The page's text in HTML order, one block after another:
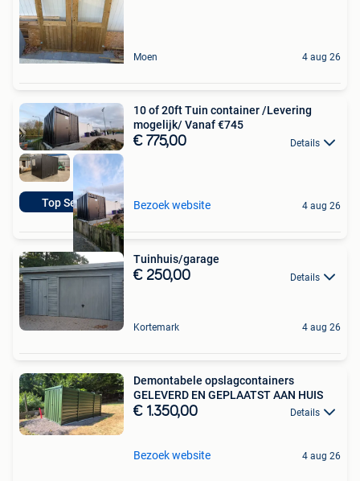
Moen 4 aug 26
Top Service
10 of 20ft Tuin container /Levering
mogelijk/ Vanaf €745
€ 775,00 Details
Bezoek website 4 aug 26
Tuinhuis/garage
€ 250,00 Details
Kortemark 4 aug 26
Demontabele opslagcontainers
GELEVERD EN GEPLAATST AAN HUIS
€ 1.350,00 Details
Bezoek website 4 aug 26